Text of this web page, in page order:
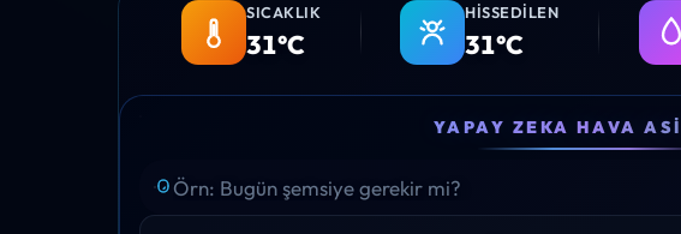
SICAKLIK
31°C
HISSEDILEN
31°C
YAPAY ZEKA HAVA
04:00
23°
05:00
Yağış: 0%
06:00
Yağış: 0%
07:00 08:00